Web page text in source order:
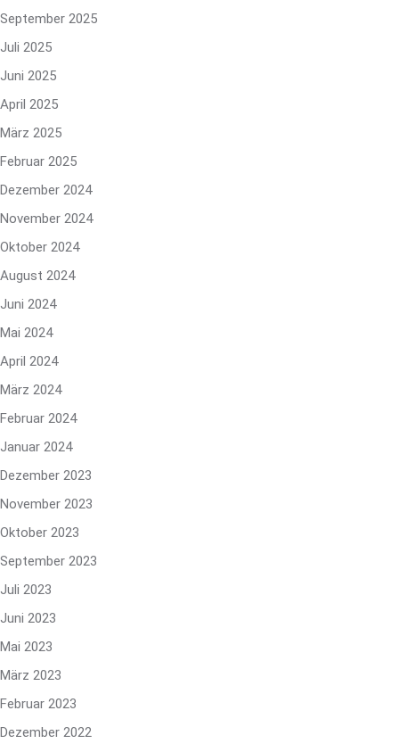
September 2025
Juli 2025
Juni 2025
April 2025
März 2025
Februar 2025
Dezember 2024
November 2024
Oktober 2024
August 2024
Juni 2024
Mai 2024
April 2024
März 2024
Februar 2024
Januar 2024
Dezember 2023
November 2023
Oktober 2023
September 2023
Juli 2023
Juni 2023
Mai 2023
März 2023
Februar 2023
Dezember 2022